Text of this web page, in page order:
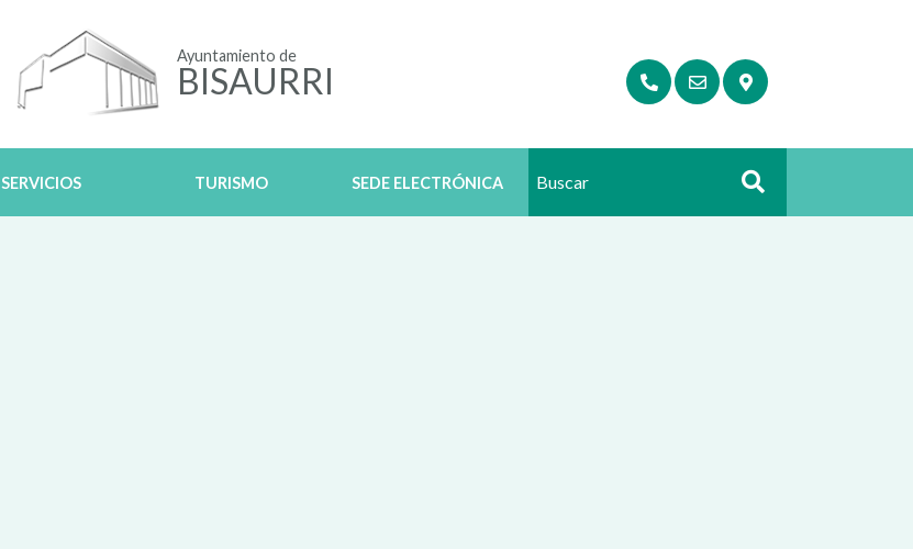
Ayuntamiento de
BISAURRI
SERVICIOS TURISMO SEDE ELECTRÓNICA Buscar